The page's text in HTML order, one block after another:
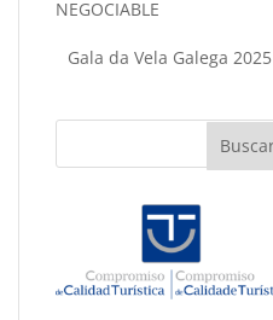
NEGOCIABLE
Gala da Vela Galega 2025